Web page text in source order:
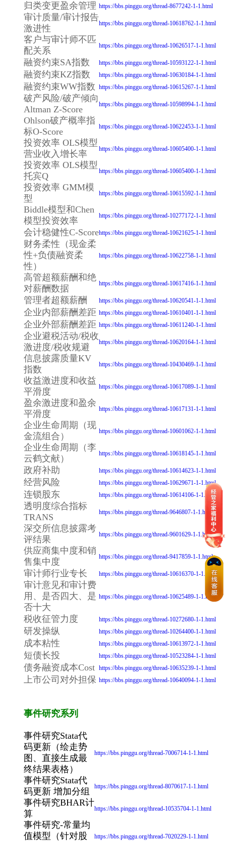
归类变更盈余管理 https://bbs.pinggu.org/thread-8677242-1-1.html
审计质量/审计报告
激进性
https://bbs.pinggu.org/thread-10618762-1-1.html
客户与审计师不匹
配关系
https://bbs.pinggu.org/thread-10626517-1-1.html
融资约束SA指数 https://bbs.pinggu.org/thread-10593122-1-1.html
融资约束KZ指数 https://bbs.pinggu.org/thread-10630184-1-1.html
融资约束WW指数 https://bbs.pinggu.org/thread-10615267-1-1.html
破产风险/破产倾向
Altman Z-Score
https://bbs.pinggu.org/thread-10598994-1-1.html
Ohlson破产概率指
标O-Score
https://bbs.pinggu.org/thread-10622453-1-1.html
投资效率 OLS模型
营业收入增长率
https://bbs.pinggu.org/thread-10605400-1-1.html
投资效率 OLS模型
托宾Q
https://bbs.pinggu.org/thread-10605400-1-1.html
投资效率 GMM模
型
https://bbs.pinggu.org/thread-10615592-1-1.html
Biddle模型和Chen
模型投资效率
https://bbs.pinggu.org/thread-10277172-1-1.html
会计稳健性C-Scorehttps://bbs.pinggu.org/thread-10621625-1-1.html
财务柔性（现金柔
性+负债融资柔
性）
https://bbs.pinggu.org/thread-10622758-1-1.html
高管超额薪酬和绝
对薪酬数据
https://bbs.pinggu.org/thread-10617416-1-1.html
管理者超额薪酬 https://bbs.pinggu.org/thread-10620541-1-1.html
企业内部薪酬差距 https://bbs.pinggu.org/thread-10610401-1-1.html
企业外部薪酬差距 https://bbs.pinggu.org/thread-10611240-1-1.html
企业避税活动/税收
激进度/税收规避
https://bbs.pinggu.org/thread-10620164-1-1.html
信息披露质量KV
指数
https://bbs.pinggu.org/thread-10430469-1-1.html
收益激进度和收益
平滑度
https://bbs.pinggu.org/thread-10617089-1-1.html
盈余激进度和盈余
平滑度
https://bbs.pinggu.org/thread-10617131-1-1.html
企业生命周期（现
金流组合）
https://bbs.pinggu.org/thread-10601062-1-1.html
企业生命周期（李
云鹤文献）
https://bbs.pinggu.org/thread-10618145-1-1.html
政府补助 https://bbs.pinggu.org/thread-10614623-1-1.html
经营风险 https://bbs.pinggu.org/thread-10629671-1-1.html
连锁股东 https://bbs.pinggu.org/thread-10614106-1-1.html
透明度综合指标
TRANS
https://bbs.pinggu.org/thread-9646807-1-1.html
深交所信息披露考
评结果
https://bbs.pinggu.org/thread-9601629-1-1.html
供应商集中度和销
售集中度
https://bbs.pinggu.org/thread-9417859-1-1.html
审计师行业专长 https://bbs.pinggu.org/thread-10616370-1-1.html
审计意见和审计费
用、是否四大、是
否十大
https://bbs.pinggu.org/thread-10625489-1-1.html
税收征管力度 https://bbs.pinggu.org/thread-10272680-1-1.html
研发操纵 https://bbs.pinggu.org/thread-10264400-1-1.html
成本粘性 https://bbs.pinggu.org/thread-10613972-1-1.html
短债长投 https://bbs.pinggu.org/thread-10523284-1-1.html
债务融资成本Cost https://bbs.pinggu.org/thread-10635239-1-1.html
上市公司对外担保 https://bbs.pinggu.org/thread-10640094-1-1.html
事件研究系列
事件研究Stata代
码更新（绘走势
图、直接生成最
终结果表格）
https://bbs.pinggu.org/thread-7006714-1-1.html
事件研究Stata代
码更新 增加分组
https://bbs.pinggu.org/thread-8070617-1-1.html
事件研究BHAR计
算
https://bbs.pinggu.org/thread-10535704-1-1.html
事件研究-常量均
值模型（针对股
https://bbs.pinggu.org/thread-7020229-1-1.html